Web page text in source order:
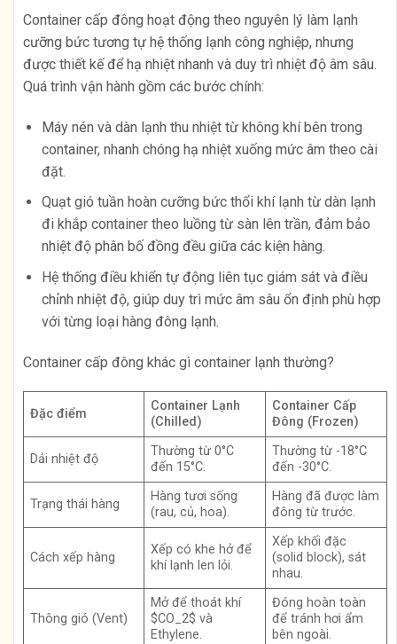
Container cấp đông hoạt động theo nguyên lý làm lạnh
cưỡng bức tương tự hệ thống lạnh công nghiệp, nhưng
được thiết kế để hạ nhiệt nhanh và duy trì nhiệt độ âm sâu.
Quá trình vận hành gồm các bước chính:
Máy nén và dàn lạnh thu nhiệt từ không khí bên trong
container, nhanh chóng hạ nhiệt xuống mức âm theo cài
đặt.
Quạt gió tuần hoàn cưỡng bức thổi khí lạnh từ dàn lạnh
đi khắp container theo luồng từ sàn lên trần, đảm bảo
nhiệt độ phân bố đồng đều giữa các kiện hàng.
Hệ thống điều khiển tự động liên tục giám sát và điều
chỉnh nhiệt độ, giúp duy trì mức âm sâu ổn định phù hợp
với từng loại hàng đông lạnh.
Container cấp đông khác gì container lạnh thường?
Đặc điểm
Container Lạnh
(Chilled)
Container Cấp
Đông (Frozen)
Dải nhiệt độ
Thường từ 0°C
đến 15°C.
Thường từ -18°C
đến -30°C.
Trạng thái hàng
Hàng tươi sống
(rau, củ, hoa).
Hàng đã được làm
đông từ trước.
Cách xếp hàng
Xếp có khe hở để
khí lạnh len lỏi.
Xếp khối đặc
(solid block), sát
nhau.
Thông gió (Vent)
Mở để thoát khí
$CO_2$ và
Ethylene.
Đóng hoàn toàn
để tránh hơi ẩm
bên ngoài.